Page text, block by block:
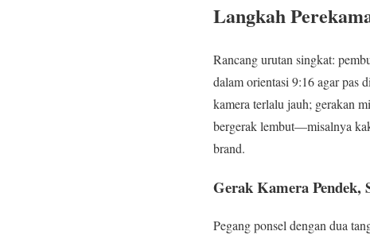
Langkah
Rancang urutan singkat:
dalam orientasi 9:16 agar pas
kamera terlalu jauh; gerakan
bergerak lembut—misalnya
brand.
Gerak Kamera Pendek,
Pegang ponsel dengan dua